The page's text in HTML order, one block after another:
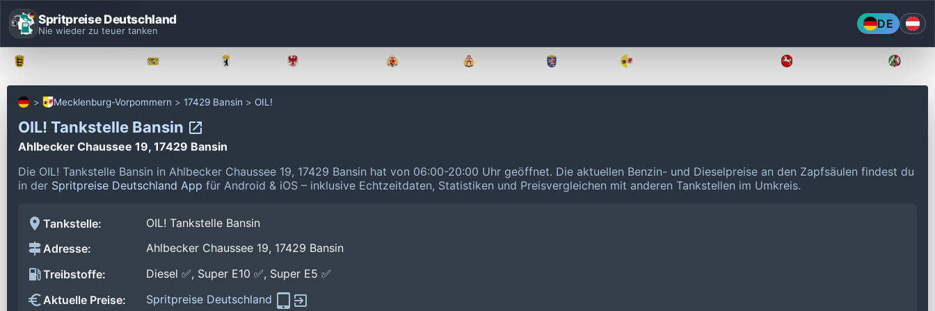
Spritpreise Deutschland
Nie wieder zu teuer tanken DE
Mecklenburg-Vorpommern 17429 Bansin OIL!
OIL! Tankstelle Bansin
Ahlbecker Chaussee 19, 17429 Bansin
Die OIL! Tankstelle Bansin in Ahlbecker Chaussee 19, 17429 Bansin hat von 06:00-20:00 Uhr geöffnet. Die aktuellen Benzin- und Dieselpreise an den Zapfsäulen findest du
in der Spritpreise Deutschland App für Android & iOS – inklusive Echtzeitdaten, Statistiken und Preisvergleichen mit anderen Tankstellen im Umkreis.
Tankstelle:
OIL! Tankstelle Bansin
Adresse:
Ahlbecker Chaussee 19, 17429 Bansin
Treibstoffe:
Diesel ✅, Super E10 ✅, Super E5 ✅
Aktuelle Preise:
Spritpreise Deutschland